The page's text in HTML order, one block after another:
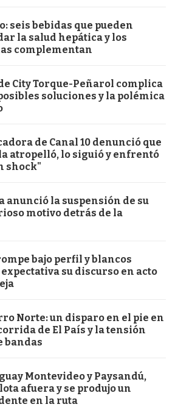
seis bebidas que pueden
la salud hepática y los
complementan
City Torque-Peñarol complica
soluciones y la polémica
de Canal 10 denunció que
atropelló, lo siguió y enfrentó
shock"
anunció la suspensión de su
motivo detrás de la
bajo perfil y blancos
su discurso en acto
Norte: un disparo en el pie en
de El País y la tensión
bandas
Montevideo y Paysandú,
afuera y se produjo un
en la ruta